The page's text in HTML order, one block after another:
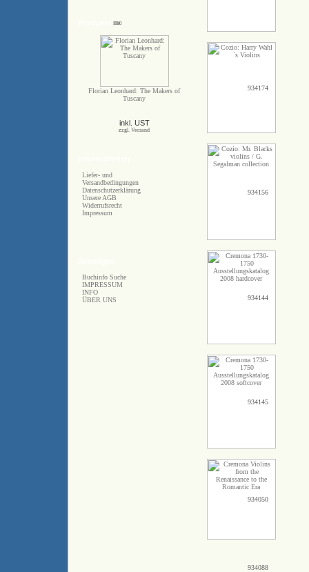
Florian Leonhard: The Makers of
Tuscany
inkl. UST
zzgl. Versand
Liefer- und
Versandbedingungen
Datenschutzerklärung
Unsere AGB
Widerrufsrecht
Impressum
Buchinfo Suche
IMPRESSUM
INFO
ÜBER UNS
934174
934156
934144
934145
934050
934088